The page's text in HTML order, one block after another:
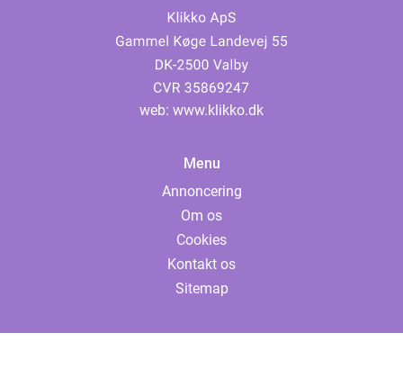
web: www.klikko.dk
Menu
Annoncering
Om os
Cookies
Kontakt os
Sitemap